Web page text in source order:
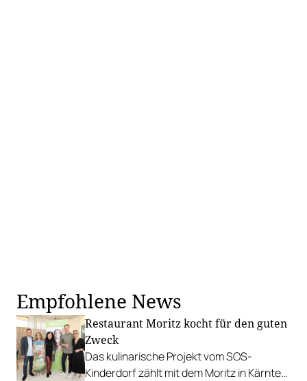
Empfohlene News
Restaurant Moritz kocht für den guten
Zweck
Das kulinarische Projekt vom SOS-
Kinderdorf zählt mit dem Moritz in Kärnten